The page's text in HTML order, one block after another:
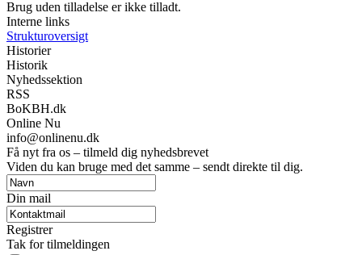
Brug uden tilladelse er ikke tilladt.
Interne links
Strukturoversigt
Historier
Historik
Nyhedssektion
RSS
BoKBH.dk
Online Nu
info@onlinenu.dk
Få nyt fra os – tilmeld dig nyhedsbrevet
Viden du kan bruge med det samme – sendt direkte til dig.
Din mail
Registrer
Tak for tilmeldingen